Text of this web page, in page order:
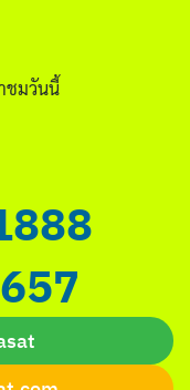
ชมวันนี้